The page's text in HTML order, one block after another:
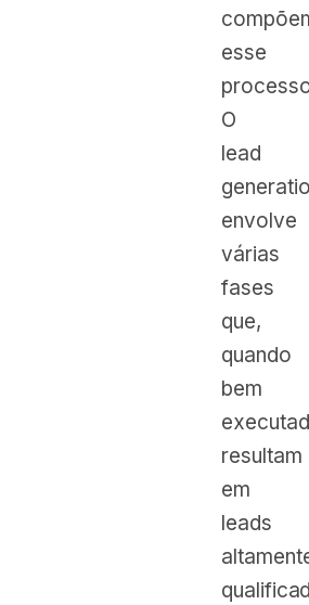
esse
O
lead
envolve
várias
fases
que,
quando
bem
resultam
em
leads